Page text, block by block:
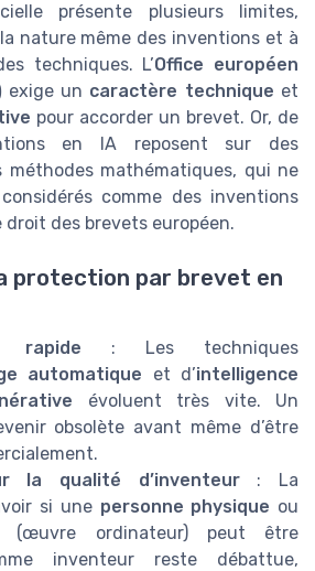
présente plusieurs limites,
nature même des inventions et à
techniques. L’Office européen
exige un caractère technique et
pour accorder un brevet. Or, de
en IA reposent sur des
méthodes mathématiques, qui ne
comme des inventions
droit des brevets européen.
protection par brevet en
rapide : Les techniques
automatique et d’intelligence
évoluent très vite. Un
obsolète avant même d’être
la qualité d’inventeur: La
si une personne physique ou
(œuvre ordinateur) peut être
inventeur reste débattue,